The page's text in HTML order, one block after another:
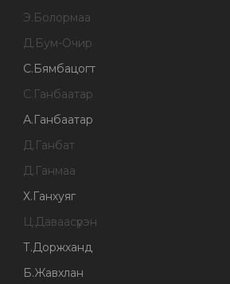
Э.Болормаа
Д.Бум-Очир
С.Бямбацогт
С.Ганбаатар
А.Ганбаатар
Д.Ганбат
Д.Ганмаа
Х.Ганхуяг
Ц.Даваасүрэн
Т.Доржханд
Б.Жавхлан